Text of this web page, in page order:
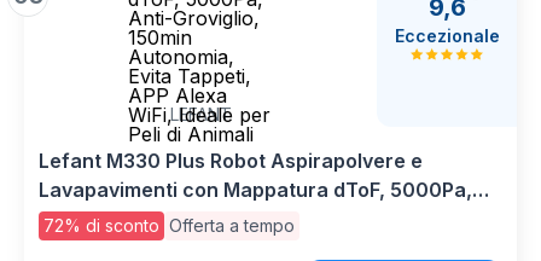
Anti-Groviglio,
150min
Autonomia,
Evita Tappeti,
APP Alexa
WiFi, Ideale per
Peli di Animali
LEFANT
9,6
Eccezionale
Lefant M330 Plus Robot Aspirapolvere e
Lavapavimenti con Mappatura dToF, 5000Pa,
Anti-Groviglio, 150min Autonomia, Evita Tappeti,
APP Alexa WiFi, Ideale per Peli di Animali
72% di sconto Offerta a tempo